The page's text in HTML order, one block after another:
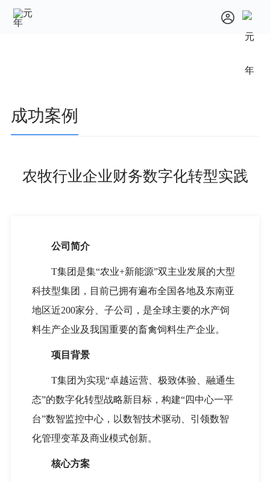
成功案例
农牧行业企业财务数字化转型实践
公司简介
T集团是集“农业+新能源”双主业发展的大型
科技型集团，目前已拥有遍布全国各地及东南亚
地区近200家分、子公司，是全球主要的水产饲
料生产企业及我国重要的畜禽饲料生产企业。
项目背景
T集团为实现“卓越运营、极致体验、融通生
态”的数字化转型战略新目标，构建“四中心一平
台”数智监控中心，以数智技术驱动、引领数智
化管理变革及商业模式创新。
核心方案